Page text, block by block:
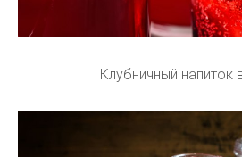
Клубничный напиток